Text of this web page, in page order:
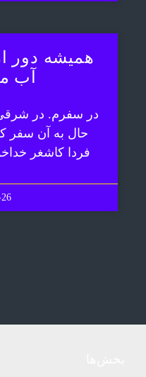
همیشه دور
آب
در سفرم. در شرقی
حال به آن سفر
فردا کاشغر